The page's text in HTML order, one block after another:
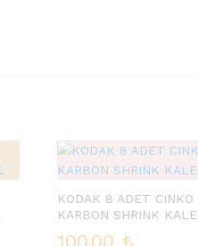
KODAK 8 ADET CINKO
KARBON SHRINK
100.00 ₺